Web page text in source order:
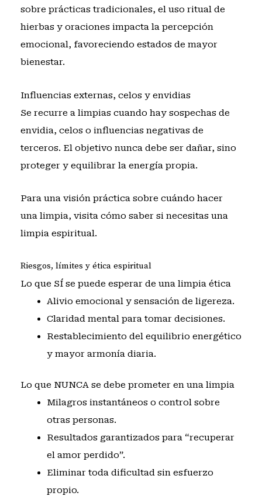
sobre prácticas tradicionales, el uso ritual de
hierbas y oraciones impacta la percepción
emocional, favoreciendo estados de mayor
bienestar.
Influencias externas, celos y envidias
Se recurre a limpias cuando hay sospechas de
envidia, celos o influencias negativas de
terceros. El objetivo nunca debe ser dañar, sino
proteger y equilibrar la energía propia.
Para una visión práctica sobre cuándo hacer
una limpia, visita cómo saber si necesitas una
limpia espiritual.
Riesgos, límites y ética espiritual
Lo que SÍ se puede esperar de una limpia ética
Alivio emocional y sensación de ligereza.
Claridad mental para tomar decisiones.
Restablecimiento del equilibrio energético
y mayor armonía diaria.
Lo que NUNCA se debe prometer en una limpia
Milagros instantáneos o control sobre
otras personas.
Resultados garantizados para “recuperar
el amor perdido”.
Eliminar toda dificultad sin esfuerzo
propio.